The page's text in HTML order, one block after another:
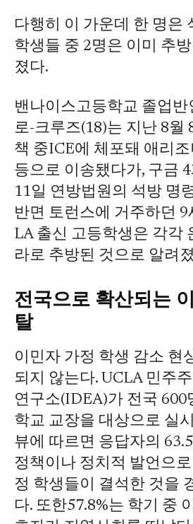
다행히 이 가운데 한 명은
학생들 중 2명은 이미 추
졌다.
밴나이스고등학교 졸업반
로-크루즈(18)는 지난 8월
책 중ICE에 체포돼 애리
등으로 이송됐다가, 구금
11일 연방법원의 석방 명
반면 토런스에 거주하던
LA 출신 고등학생은 각각
라로 추방된 것으로 알려
전국으로 확산되는
탈
이민자 가정 학생 감소 현
되지 않는다. UCLA 민주
연구소(IDEA)가 전국 600
학교 교장을 대상으로 실
뷰에 따르면 응답자의
정책이나 정치적 발언으
정 학생들이 결석한 것을
다. 또한57.8%는 학기 중